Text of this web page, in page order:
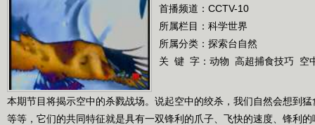
首播频道： CCTV-10
所属栏目： 科学世界
所属分类：探索台自然
关 键 字： 动物 高超捕食技巧 空
本期节目将揭示空中的杀戮战场。说起空中的绞杀，我们自然会想到
等等，它们的共同特征就是具有一双锋利的爪子、飞快的速度、锋利